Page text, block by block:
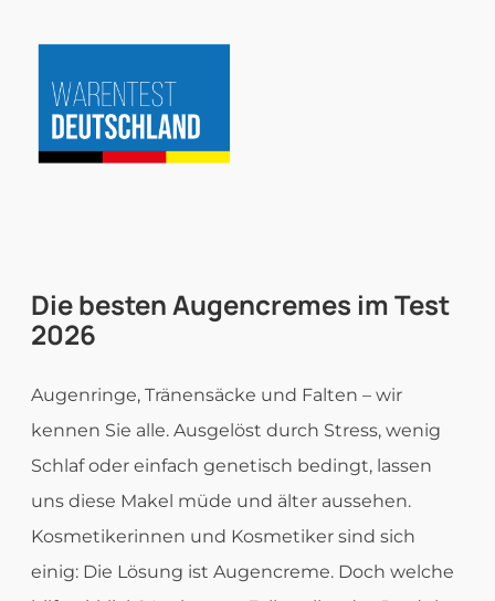
Inhalt
springen
Die bestenAugencremes im Test
2026
Augenringe, Tränensäcke und Falten – wir
kennen Sie alle. Ausgelöst durch Stress, wenig
Schlaf oder einfach genetisch bedingt, lassen
uns diese Makel müde und älter aussehen.
Kosmetikerinnen und Kosmetiker sind sich
einig: Die Lösung ist Augencreme. Doch welche